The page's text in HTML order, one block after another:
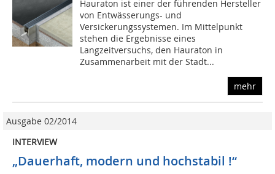
Hauraton ist einer der führenden Hersteller
von Entwässerungs- und
Versickerungssystemen. Im Mittelpunkt
stehen die Ergebnisse eines
Langzeitversuchs, den Hauraton in
Zusammenarbeit mit der Stadt...
mehr
Ausgabe 02/2014
INTERVIEW
„Dauerhaft, modern und hochstabil !“